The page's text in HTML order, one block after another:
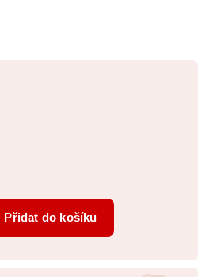
Přidat do košíku